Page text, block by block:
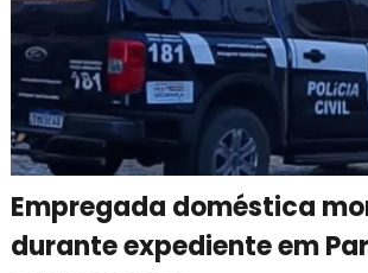
Empregada doméstica
durante expediente em